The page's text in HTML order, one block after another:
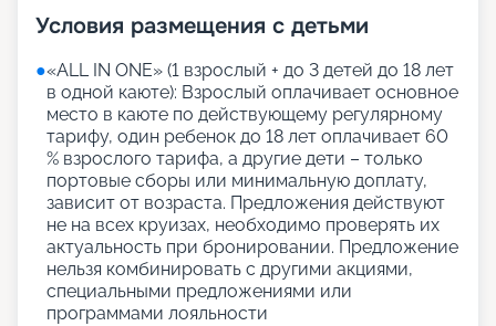
Условия размещения с детьми
●«АLL IN ONE» (1 взрослый + до 3 детей до 18 лет
в одной каюте): Взрослый оплачивает основное
место в каюте по действующему регулярному
тарифу, один ребенок до 18 лет оплачивает 60
% взрослого тарифа, а другие дети – только
портовые сборы или минимальную доплату,
зависит от возраста. Предложения действуют
не на всех круизах, необходимо проверять их
актуальность при бронировании. Предложение
нельзя комбинировать с другими акциями,
специальными предложениями или
программами лояльности